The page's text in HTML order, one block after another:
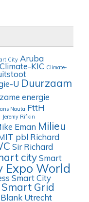
City Aruba
Climate-KIC Climate-
U Duurzaam
energie
Nauta FttH
Jeremy Rifkin
Eman Milieu
pbl Richard
Sir Richard
citySmart
Expo World
Smart City
Smart Grid
Utrecht